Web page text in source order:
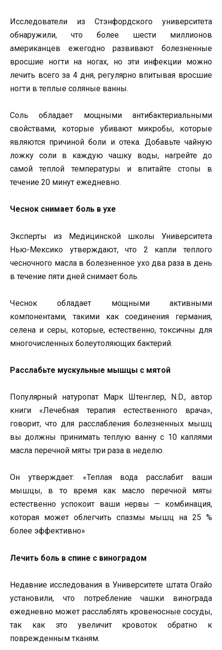
Исследователи из Стэнфордского университета
обнаружили, что более шести миллионов
американцев ежегодно развивают болезненные
вросшие ногти на ногах, но эти инфекции можно
лечить всего за 4 дня, регулярно впитывая вросшие
ногти в теплые соляные ванны.
Соль обладает мощными антибактериальными
свойствами, которые убивают микробы, которые
являются причиной боли и отека. Добавьте чайную
ложку соли в каждую чашку воды, нагрейте до
самой теплой температуры и впитайте стопы в
течение 20 минут ежедневно.
Чеснок снимает боль в ухе
Эксперты из Медицинской школы Университета
Нью-Мексико утверждают, что 2 капли теплого
чесночного масла в болезненное ухо два раза в день
в течение пяти дней снимает боль.
Чеснок обладает мощными активными
компонентами, такими как соединения германия,
селена и серы, которые, естественно, токсичны для
многочисленных болеутоляющих бактерий.
Расслабьте мускульные мышцы с мятой
Популярный натуропат Марк Штенглер, N.D., автор
книги «Лечебная терапия естественного врача»,
говорит, что для расслабления болезненных мышц
вы должны принимать теплую ванну с 10 каплями
масла перечной мяты три раза в неделю.
Он утверждает: «Теплая вода расслабит ваши
мышцы, в то время как масло перечной мяты
естественно успокоит ваши нервы — комбинация,
которая может облегчить спазмы мышц на 25 %
более эффективно»
Лечить боль в спине с виноградом
Недавние исследования в Университете штата Огайо
установили, что потребление чашки винограда
ежедневно может расслаблять кровеносные сосуды,
так как это увеличит кровоток обратно к
поврежденным тканям.